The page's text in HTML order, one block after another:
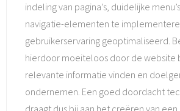
indeling van pagina’s, duidelijke
navigatie-elementen te
gebruikerservaring geoptimaliseerd.
hierdoor moeiteloos door de website
relevante informatie vinden en
ondernemen. Een goed doordacht